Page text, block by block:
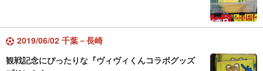
2019/06/02 千葉－長崎
観戦記念にぴったりな『ヴィヴィくんコラボグッズ